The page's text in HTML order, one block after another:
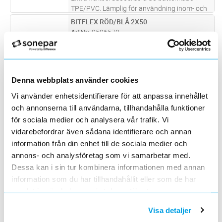
Denna webbplats använder cookies
Vi använder enhetsidentifierare för att anpassa innehållet
och annonserna till användarna, tillhandahålla funktioner
för sociala medier och analysera vår trafik. Vi
vidarebefordrar även sådana identifierare och annan
information från din enhet till de sociala medier och
annons- och analysföretag som vi samarbetar med.
Dessa kan i sin tur kombinera informationen med annan
information som du har tillhandahållit eller som de har
samlat in när du har använt deras tjänster.
Visa detaljer
TPE/PVC. Lämplig för användning inom- och
utomhus som anslutningskabel för batterier.
Ledare: Röd/blå, Mantel:Transparant
M Lägg i kundvagn
BITFLEX RÖD/BLÅ 2X50
ArtNr 0506570
Extra flexibel dubbelisolerad batterikabel i
Ledare: Röd/blå, Mantel:Transparant
M Lägg i kundvagn
BITFLEX RÖD/BLÅ 2X50 T500
Varumärke RUTAB
Extra flexibel dubbelisolerad batterikabel i
TPE/PVC. Lämplig för användning inom- och
utomhus som anslutningskabel för batterier.
Ledare: Röd/blå, Mantel:Transparant
M Lägg i kundvagn
FLATKABEL 4G1,5 PVC
ArtNr 0580510
Varumärke
CIBES
PVC-plattkabel 4 G 1.5
M